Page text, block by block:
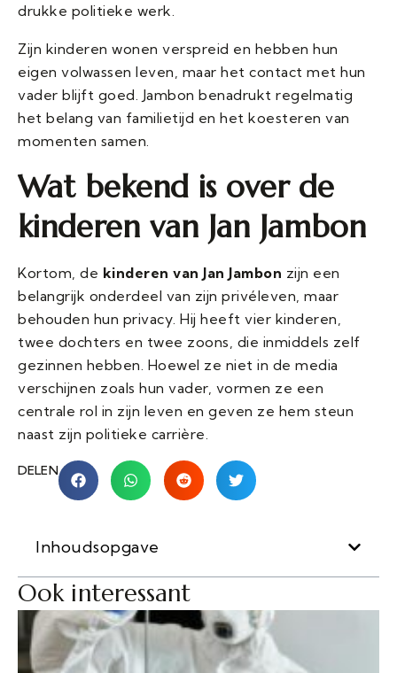
drukke politieke werk.
Zijn kinderen wonen verspreid en hebben hun
eigen volwassen leven, maar het contact met hun
vader blijft goed. Jambon benadrukt regelmatig
het belang van familietijd en het koesteren van
momenten samen.
Wat bekend is over de
kinderen van Jan Jambon
Kortom, de kinderen van Jan Jambon zijn een
belangrijk onderdeel van zijn privéleven, maar
behouden hun privacy. Hij heeft vier kinderen,
twee dochters en twee zoons, die inmiddels zelf
gezinnen hebben. Hoewel ze niet in de media
verschijnen zoals hun vader, vormen ze een
centrale rol in zijn leven en geven ze hem steun
naast zijn politieke carrière.
DELEN
Inhoudsopgave
Ook interessant